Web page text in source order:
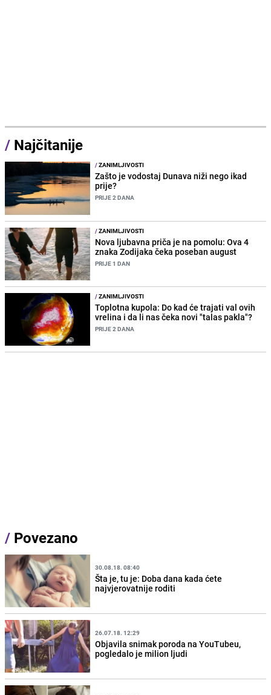
/ Najčitanije
/ZANIMLJIVOSTI
Zašto je vodostaj Dunava niži nego ikad
prije?
PRIJE 2 DANA
/ZANIMLJIVOSTI
Nova ljubavna priča je na pomolu: Ova 4
znaka Zodijaka čeka poseban august
PRIJE 1 DAN
/ZANIMLJIVOSTI
Toplotna kupola: Do kad će trajati val ovih
vrelina i da li nas čeka novi "talas pakla"?
PRIJE 2 DANA
/ Povezano
30.08.18. 08:40
Šta je, tu je: Doba dana kada ćete
najvjerovatnije roditi
26.07.18. 12:29
Objavila snimak poroda na YouTubeu,
pogledalo je milion ljudi